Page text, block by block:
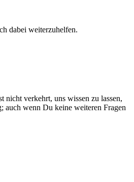
dabei weiterzuhelfen.
nicht verkehrt, uns wissen zu lassen,
auch wenn Du keine weiteren Fragen